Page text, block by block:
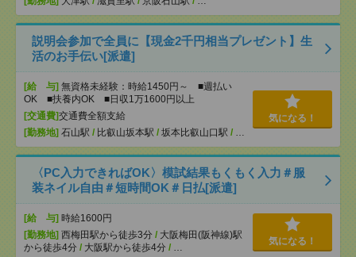
説明会参加で全員に【現金2千円相当プレゼント】生
活のお手伝い[派遣]
[給 与] 無資格未経験：時給1450円～ ■週払い
OK ■扶養内OK ■日収1万1600円以上
[交通費]交通費全額支給
[勤務地] 石山駅 / 比叡山坂本駅 / 坂本比叡山口駅 / …
気になる！
〈PC入力できればOK〉模試結果もくもく入力＃服
装ネイル自由＃短時間OK＃日払[派遣]
[給 与] 時給1600円
[勤務地] 西梅田駅から徒歩3分 / 大阪梅田(阪神線)駅
から徒歩4分 / 大阪駅から徒歩4分 / …
気になる！